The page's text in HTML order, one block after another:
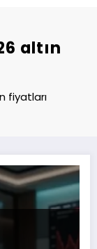
altın
fiyatları